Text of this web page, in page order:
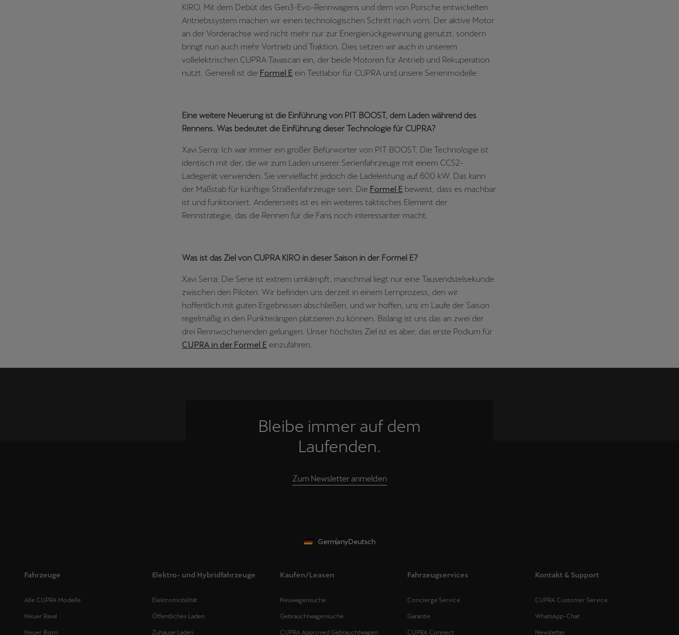
KIRO. Mit dem Debüt des Gen3-Evo-Rennwagens und dem von Porsche entwickelten
Antriebssystem machen wir einen technologischen Schritt nach vorn. Der aktive Motor
an der Vorderachse wird nicht mehr nur zur Energierückgewinnung genutzt, sondern
bringt nun auch mehr Vortrieb und Traktion. Dies setzen wir auch in unserem
vollelektrischen CUPRA Tavascan ein, der beide Motoren für Antrieb und Rekuperation
nutzt. Generell ist die Formel E ein Testlabor für CUPRA und unsere Serienmodelle.
Eine weitere Neuerung ist die Einführung von PIT BOOST, dem Laden während des
Rennens. Was bedeutet die Einführung dieser Technologie für CUPRA?
Xavi Serra: Ich war immer ein großer Befürworter von PIT BOOST. Die Technologie ist
identisch mit der, die wir zum Laden unserer Serienfahrzeuge mit einem CCS2-
Ladegerät verwenden. Sie vervielfacht jedoch die Ladeleistung auf 600 kW. Das kann
der Maßstab für künftige Straßenfahrzeuge sein. Die Formel E beweist, dass es machbar
ist und funktioniert. Andererseits ist es ein weiteres taktisches Element der
Rennstrategie, das die Rennen für die Fans noch interessanter macht.
Was ist das Ziel von CUPRA KIRO in dieser Saison in der Formel E?
Xavi Serra: Die Serie ist extrem umkämpft, manchmal liegt nur eine Tausendstelsekunde
zwischen den Piloten. Wir befinden uns derzeit in einem Lernprozess, den wir
hoffentlich mit guten Ergebnissen abschließen, und wir hoffen, uns im Laufe der Saison
regelmäßig in den Punkterängen platzieren zu können. Bislang ist uns das an zwei der
drei Rennwochenenden gelungen. Unser höchstes Ziel ist es aber, das erste Podium für
CUPRA in der Formel E einzufahren.
Bleibe immer auf dem
Laufenden.
Zum Newsletter anmelden
GermanyDeutsch
Fahrzeuge
Alle CUPRA Modelle
Neuer Raval
Neuer Born
Elektro- und Hybridfahrzeuge
Elektromobilität
Öffentliches Laden
Zuhause Laden
Kaufen/Leasen
Neuwagensuche
Gebrauchtwagensuche
CUPRA Approved Gebrauchtwagen
Fahrzeugservices
Concierge Service
Garantie
CUPRA Connect
Kontakt & Support
CUPRA Customer Service
WhatsApp-Chat
Newsletter